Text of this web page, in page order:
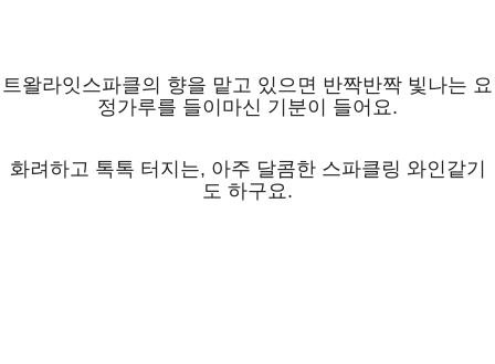
트왈라잇스파클의 향을 맡고 있으면 반짝반짝 빛나는 요
정가루를 들이마신 기분이 들어요.
화려하고 톡톡 터지는, 아주 달콤한 스파클링 와인같기
도 하구요.